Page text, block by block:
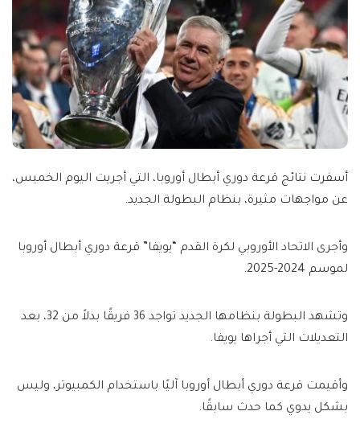
أسفرت نتائج قرعة دوري أبطال أوروبا، التي أجريت اليوم الخميس،
عن مواجهات مثيرة، بنظام البطولة الجديد.
وأجرى الاتحاد الأوروبي لكرة القدم “يويفا” قرعة دوري أبطال أوروبا
لموسم 2024-2025.
وتشهد البطولة بنظامها الجديد تواجد 36 فريقًا بدلاً من 32، بعد
التعديلات التي أجراها يويفا.
وأقيمت قرعة دوري أبطال أوروبا آليًا باستخدام الكمبيوتر، وليس
بشكل يدوي كما حدث سابقًا.